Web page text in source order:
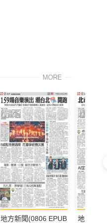
MORE
地方新聞(0806 EPUB 地方新